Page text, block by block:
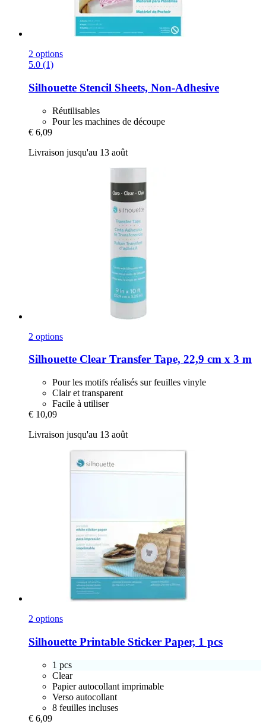
2 options
5.0 (1)
Silhouette Stencil Sheets, Non-​Adhesive
Réutilisables
Pour les machines de découpe
€ 6,09
Livraison jusqu'au 13 août
2 options
Silhouette Clear Transfer Tape, 22,9 cm x 3 m
Pour les motifs réalisés sur feuilles vinyle
Clair et transparent
Facile à utiliser
€ 10,09
Livraison jusqu'au 13 août
2 options
Silhouette Printable Sticker Paper, 1 pcs
1 pcs
Clear
Papier autocollant imprimable
Verso autocollant
8 feuilles incluses
€ 6,09